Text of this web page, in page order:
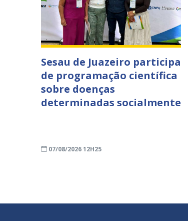
Sesau de Juazeiro participa
de programação científica
sobre doenças
determinadas socialmente
07/08/2026 12H25